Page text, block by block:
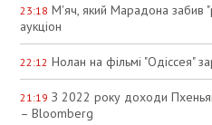
23:18 М'яч, який Марадона забив
аукціон
22:12 Нолан на фільмі "Одіссея"
21:19 З 2022 року доходи
– Bloomberg